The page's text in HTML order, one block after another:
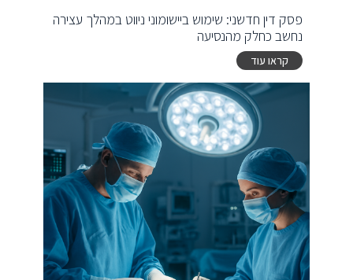
פסק דין חדשני: שימוש ביישומוני ניווט במהלך עצירה
נחשב כחלק מהנסיעה
קראו עוד